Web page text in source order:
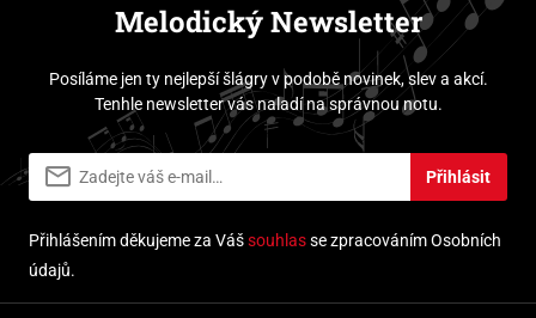
Melodický Newsletter
Posíláme jen ty nejlepší šlágry v podobě novinek, slev a akcí.
Tenhle newsletter vás naladí na správnou notu.
Přihlásit
Přihlášením děkujeme za Vášsouhlasse zpracováním Osobních
údajů.